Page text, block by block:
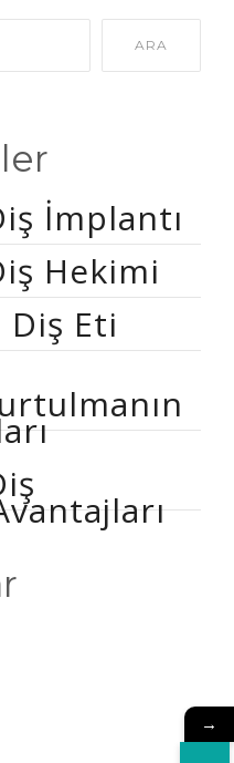
ARA
İmplantı
Hekimi
Eti
→